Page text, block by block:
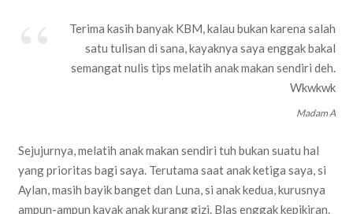
Terima kasih banyak KBM, kalau bukan karena salah
satu tulisan di sana, kayaknya saya enggak bakal
semangat nulis tips melatih anak makan sendiri deh.
Wkwkwk
Madam A
Sejujurnya, melatih anak makan sendiri tuh bukan suatu hal
yang prioritas bagi saya. Terutama saat anak ketiga saya, si
Aylan, masih bayik banget dan Luna, si anak kedua, kurusnya
ampun-ampun kayak anak kurang gizi. Blas enggak kepikiran.